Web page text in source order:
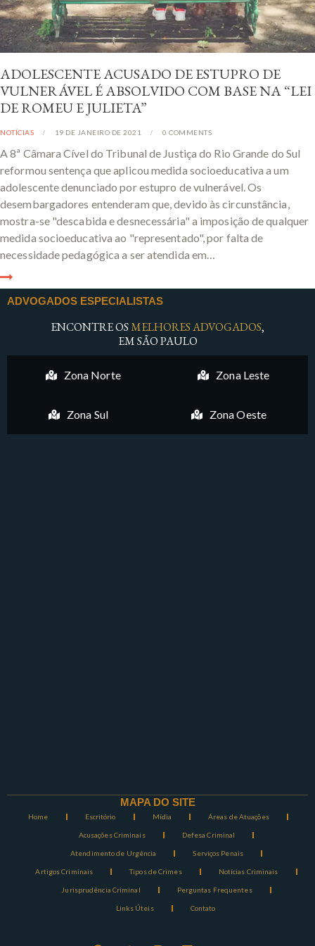
ADOLESCENTE ACUSADO DE ESTUPRO DE
VULNERÁVEL É ABSOLVIDO COM BASE NA “LEI
DE ROMEU E JULIETA”
NOTÍCIAS 19 DE JANEIRO DE 2021 0 COMMENTS
A 8ª Câmara Cível do Tribunal de Justiça do Rio Grande do Sul
reformou sentença que aplicou medida socioeducativa a um
adolescente denunciado por estupro de vulnerável. Os
desembargadores entenderam que, devido às circunstância,
mostra-se "descabida e desnecessária" a imposição de qualquer
medida socioeducativa ao "representado", por falta de
necessidade pedagógica a ser atendida em…
ADVOGADOS ESPECIALISTAS
ENCONTRE OSMELHORES ADVOGADOS,
EM SÃO PAULO
Zona Norte Zona Leste
Zona Sul Zona Oeste
MAPA DO SITE
Home Escritório Mídia Áreas de Atuações
Acusações Criminais Defesa Criminal
Atendimento de Urgência Serviços Penais
Artigos Criminais Tipos de Crimes Notícias Criminais
Jurisprudência Criminal Perguntas Frequentes
Links Úteis Contato